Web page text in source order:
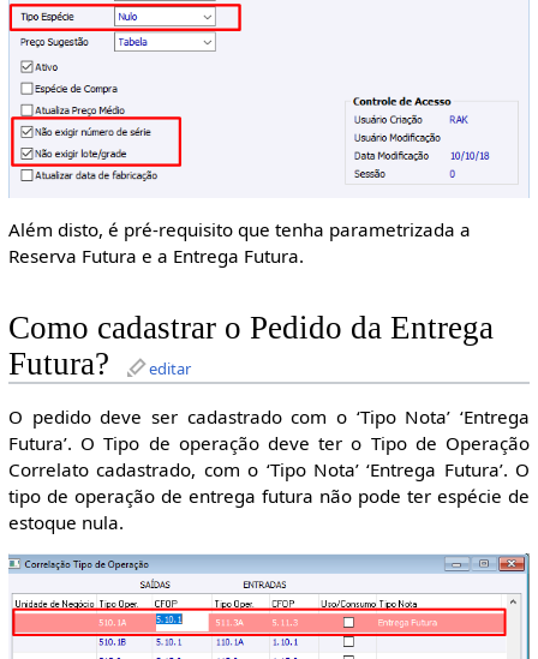
Além disto, é pré-requisito que tenha parametrizada a
Reserva Futura e a Entrega Futura.
Como cadastrar o Pedido da Entrega
Futura?
editar
O pedido deve ser cadastrado com o ‘Tipo Nota’ ‘Entrega
Futura’. O Tipo de operação deve ter o Tipo de Operação
Correlato cadastrado, com o ‘Tipo Nota’ ‘Entrega Futura’. O
tipo de operação de entrega futura não pode ter espécie de
estoque nula.